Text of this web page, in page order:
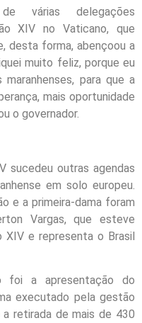
várias delegações
XIV no Vaticano, que
desta forma, abençoou a
muito feliz, porque eu
para que a
mais oportunidade
o governador.
sucedeu outras agendas
em solo europeu.
e a primeira-dama foram
Vargas, que esteve
XIV e representa o Brasil
foi a apresentação do
executado pela gestão
retirada de mais de 430